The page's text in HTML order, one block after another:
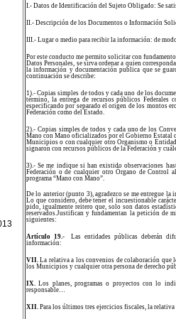
I.- Datos de Identificación del Sujeto Obligado: Se
II.- Descripción de los Documentos o Información
III.- Lugar o medio para recibir la información: de
Por este conducto me permito solicitar con
Datos Personales, se sirva ordenar a quien
la información y documentación publica que se
continuación se describe:
1).- Copias simples de todos y cada uno de los
término, la entrega de recursos públicos Federales
especificando por separado el origen de los montos
Federación como del Estado.
2).- Copias simples de todos y cada uno de los
Mano con Mano oficializados por el Gobierno Estatal
Municipios o con cualquier otro Organismo o
signaron con recursos públicos de la Federación y
3).- Se me indique si han existido observaciones
Federación o de cualquier otro Órgano de Control
programa “Mano con Mano”.
De lo anterior (punto 3), agradezco se me entregue
Lo que considero, debe tener el incuestionable
pido, igualmente reitero que, solo son datos
reservados.Justifican y fundamentan la petición de
siguientes:
Artículo 19.-
Las entidades públicas deberán
información:
VII. La relativa a los convenios de colaboración que
los Municipios y cualquier otra persona de derecho
IX.Los planes, programas o proyectos con lo
responsable…
XII. Para los últimos tres ejercicios fiscales, la